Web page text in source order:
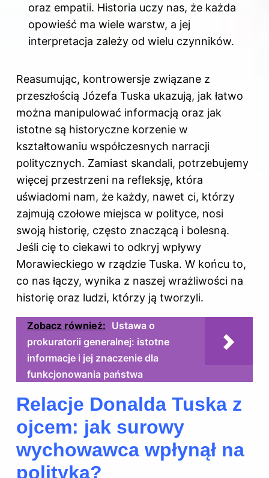
oraz empatii. Historia uczy nas, że każda
opowieść ma wiele warstw, a jej
interpretacja zależy od wielu czynników.
Reasumując, kontrowersje związane z
przeszłością Józefa Tuska ukazują, jak łatwo
można manipulować informacją oraz jak
istotne są historyczne korzenie w
kształtowaniu współczesnych narracji
politycznych. Zamiast skandali, potrzebujemy
więcej przestrzeni na refleksję, która
uświadomi nam, że każdy, nawet ci, którzy
zajmują czołowe miejsca w polityce, nosi
swoją historię, często znaczącą i bolesną.
Jeśli cię to ciekawi to odkryj wpływy
Morawieckiego w rządzie Tuska. W końcu to,
co nas łączy, wynika z naszej wrażliwości na
historię oraz ludzi, którzy ją tworzyli.
Zobacz również: Ustawa o
prokuratorii generalnej: istotne
informacje i jej znaczenie dla
funkcjonowania państwa
Relacje Donalda Tuska z
ojcem: jak surowy
wychowawca wpłynął na
polityka?